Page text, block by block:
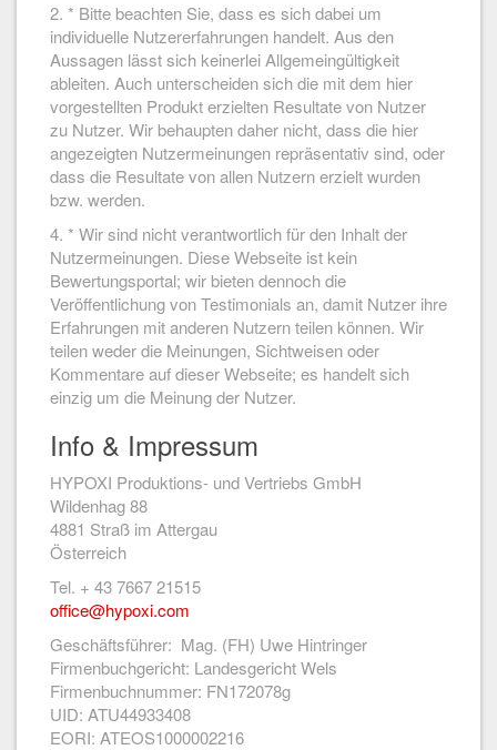
2. * Bitte beachten Sie, dass es sich dabei um
individuelle Nutzererfahrungen handelt. Aus den
Aussagen lässt sich keinerlei Allgemeingültigkeit
ableiten. Auch unterscheiden sich die mit dem hier
vorgestellten Produkt erzielten Resultate von Nutzer
zu Nutzer. Wir behaupten daher nicht, dass die hier
angezeigten Nutzermeinungen repräsentativ sind, oder
dass die Resultate von allen Nutzern erzielt wurden
bzw. werden.
4. * Wir sind nicht verantwortlich für den Inhalt der
Nutzermeinungen. Diese Webseite ist kein
Bewertungsportal; wir bieten dennoch die
Veröffentlichung von Testimonials an, damit Nutzer ihre
Erfahrungen mit anderen Nutzern teilen können. Wir
teilen weder die Meinungen, Sichtweisen oder
Kommentare auf dieser Webseite; es handelt sich
einzig um die Meinung der Nutzer.
Info & Impressum
HYPOXI Produktions- und Vertriebs GmbH
Wildenhag 88
4881 Straß im Attergau
Österreich
Tel. + 43 7667 21515
office@hypoxi.com
Geschäftsführer: Mag. (FH) Uwe Hintringer
Firmenbuchgericht: Landesgericht Wels
Firmenbuchnummer: FN172078g
UID: ATU44933408
EORI: ATEOS1000002216